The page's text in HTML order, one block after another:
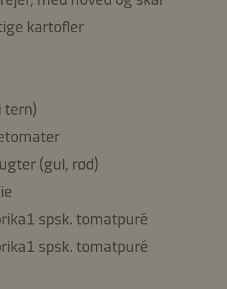
kartofler
tern)
(gul, rød)
spsk. tomatpuré
spsk. tomatpuré